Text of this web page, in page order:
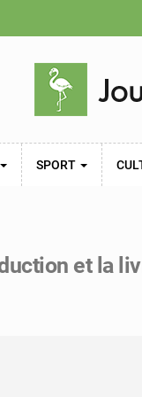
SPORT
et la